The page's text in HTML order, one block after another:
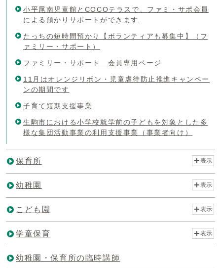
小平尾南児童館とCOCOテラスで、ファミ・サポ会員
による預かりサポートができます
たっちの短時間預かり【ボランティアも募集中】（フ
ァミリー・サポート）
ファミリー・サポート 会員専用ページ
11月はオレンジリボン・児童虐待防止推進キャンペー
ンの期間です
子育て短期支援事業
生駒市における小学校就学前の子どもを対象とした多
様な集団活動事業の利用支援事業（事業者向け）
保育所 表示
幼稚園 表示
こども園 表示
学童保育 表示
幼稚園・保育所の臨時講師